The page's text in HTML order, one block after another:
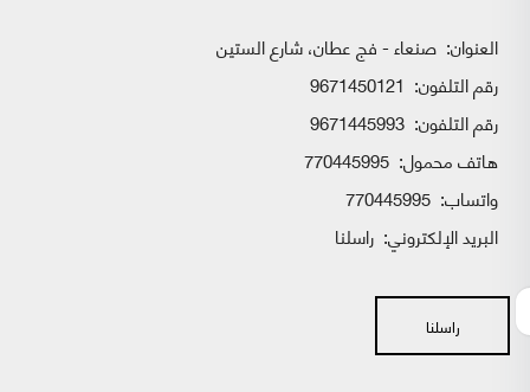
العنوان: صنعاء - فج عطان، شارع الستين
رقم التلفون: 9671450121
رقم التلفون: 9671445993
هاتف محمول: 770445995
واتساب:
البريد الإلكتروني: راسلنا
راسلنا